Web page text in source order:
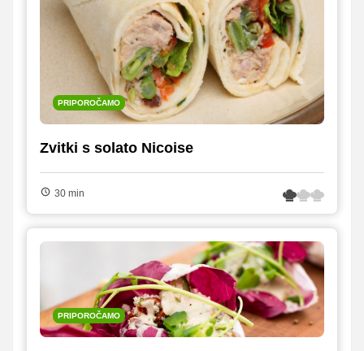
PRIPOROČAMO
Zvitki s solato Nicoise
30 min
PRIPOROČAMO